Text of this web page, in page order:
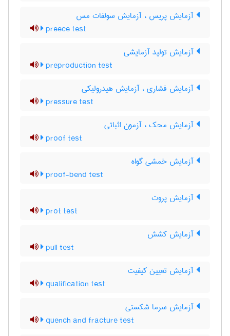
آزمایش پریس ، آزمایش سولفات مس
preece test
آزمایش تولید آزمایشی
preproduction test
آزمایش فشاری ، آزمایش هیدرولیکی
pressure test
آزمایش محک ، آزمون اثباتی
proof test
آزمایش خمشی گواه
proof-bend test
آزمایش پروت
prot test
آزمایش کشش
pull test
آزمایش تعیین کیفیت
qualification test
آزمایش سرما شکستی
quench and fracture test